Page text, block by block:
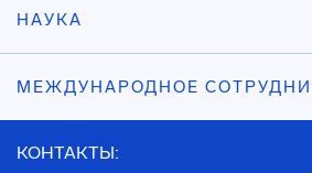
НАУКА
МЕЖДУНАРОДНОЕ
КОНТАКТЫ: